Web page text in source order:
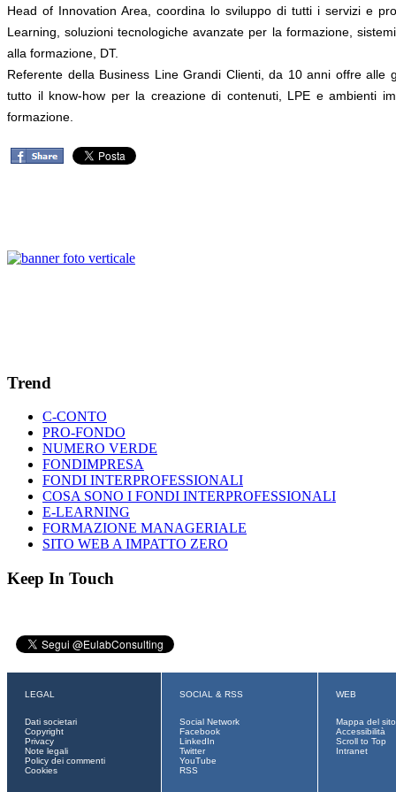
Head of Innovation Area, coordina lo sviluppo di tutti i servizi e
Learning, soluzioni tecnologiche avanzate per la formazione,
alla formazione, DT.
Referente della Business Line Grandi Clienti, da 10 anni offre alle
tutto il know-how per la creazione di contenuti, LPE e ambienti
formazione.
Trend
C-CONTO
PRO-FONDO
NUMERO VERDE
FONDIMPRESA
FONDI INTERPROFESSIONALI
COSA SONO I FONDI INTERPROFESSIONALI
E-LEARNING
FORMAZIONE MANAGERIALE
SITO WEB A IMPATTO ZERO
Keep In Touch
LEGAL SOCIAL & RSS WEB
Dati societari Social Network
Mappa del sito
Copyright
Facebook
Accessibilità
Privacy
LinkedIn
Scroll to Top
Note legali
Twitter
Intranet
Policy dei commenti
YouTube
Cookies
RSS